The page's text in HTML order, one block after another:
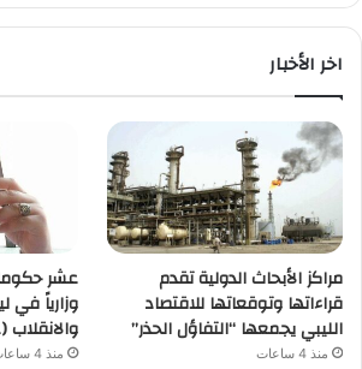
اخر الأخبار
مراكز الأبحاث الدولية تقدم
قراءاتها وتوقعاتها للاقتصاد
الليبي يجمعها “التفاؤل الحذر”
منذ 4 ساعات
عشر
وزارياً في
والانقلاب (1951 – 1969)
منذ 4 ساعات